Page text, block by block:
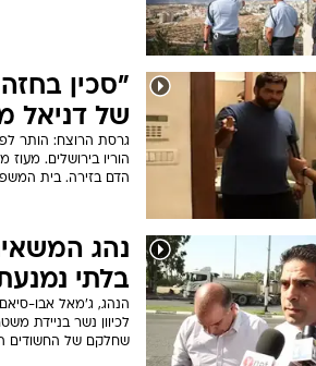
"סכין
של דניאל
גרסת הרוצח: הותר
הוריו בירושלים.
הדם בזירה. בית
נהג
בלתי
הנהג, ג'מאל אבו-
לכיוון נשר בניידת
שחלקם של החשודים